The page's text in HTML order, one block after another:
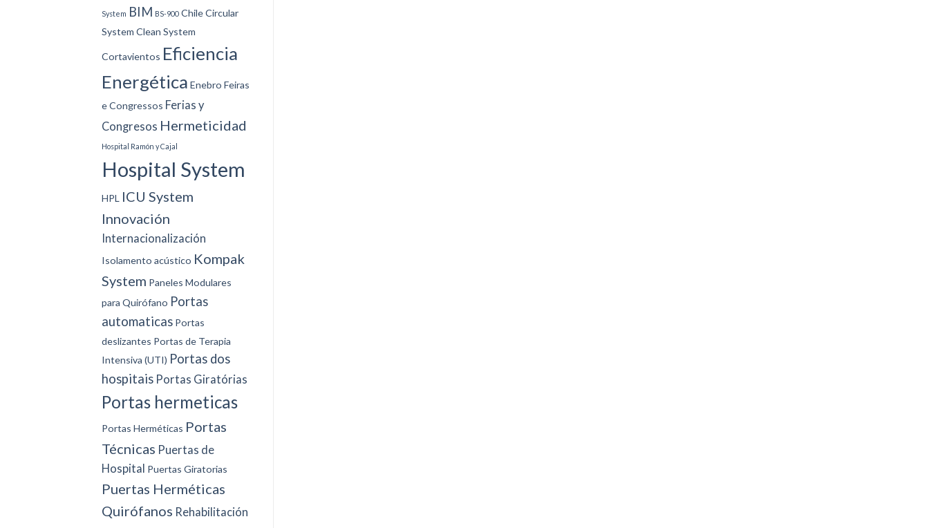
System BIM BS-900 ChileCircular
System Clean System
Cortavientos Eficiencia
Energética Enebro Feiras
e Congressos Ferias y
Congresos Hermeticidad
Hospital Ramón y Cajal
Hospital System
HPL ICU System
Innovación
Internacionalización
Isolamento acústico Kompak
System Paneles Modulares
para Quirófano Portas
automaticas Portas
deslizantes Portas de Terapia
Intensiva (UTI) Portas dos
hospitais Portas Giratórias
Portas hermeticas
Portas Herméticas Portas
Técnicas Puertas de
Hospital Puertas Giratorias
Puertas Herméticas
Quirófanos Rehabilitación